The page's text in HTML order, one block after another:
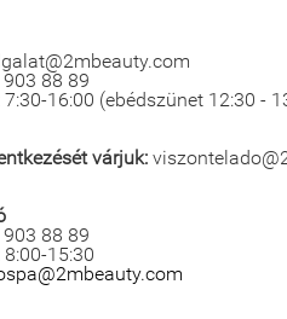
88 89
16:00 (ebédszünet 12:30 -
várjuk:
88 89
15:30